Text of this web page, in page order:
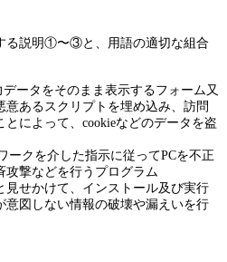
る説明①〜③と、用語の適切な組合
ータをそのまま表示するフォーム又
あるスクリプトを埋め込み、訪問
によって、cookieなどのデータを盗
クを介した指示に従ってPCを不正
攻撃などを行うプログラム
せかけて、インストール及び実行
意図しない情報の破壊や漏えいを行